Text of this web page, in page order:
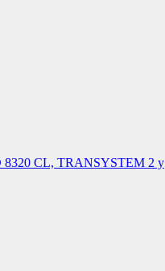
8320 CL, TRANSYSTEM 2 y